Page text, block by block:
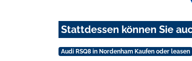
Stattdessen können Sie
Audi RSQ8 in Nordenham Kaufen oder leasen